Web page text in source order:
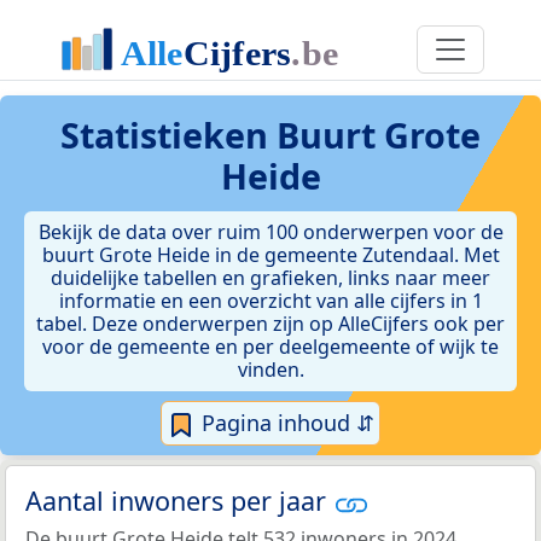
Statistieken Buurt Grote
Heide
Bekijk de data over ruim 100 onderwerpen voor de
buurt Grote Heide in de gemeente Zutendaal. Met
duidelijke tabellen en grafieken, links naar meer
informatie en een overzicht van alle cijfers in 1
tabel. Deze onderwerpen zijn op AlleCijfers ook per
voor de gemeente en per deelgemeente of wijk te
vinden.
Pagina inhoud ⇵
Aantal inwoners per jaar